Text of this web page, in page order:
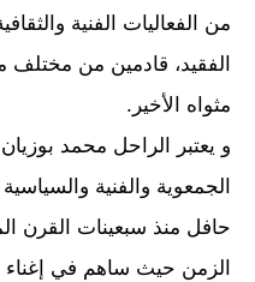
من الفعاليات الفنية
الفقيد، قادمين من مختلف
مثواه الأخير.
و يعتبر الراحل محمد
الجمعوية والفنية
حافل منذ سبعينات القرن
الزمن حيث ساهم في إغناء